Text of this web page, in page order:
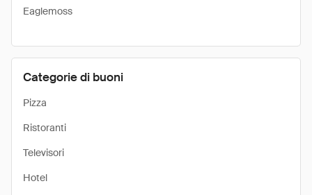
Eaglemoss
Categorie di buoni
Pizza
Ristoranti
Televisori
Hotel